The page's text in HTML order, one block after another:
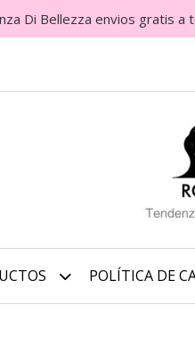
Di Bellezza envios gratis
POLÍTICA DE